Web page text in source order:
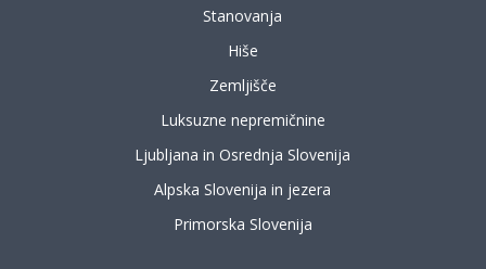
Stanovanja
Hiše
Zemljišče
Luksuzne nepremičnine
Ljubljana in Osrednja Slovenija
Alpska Slovenija in jezera
Primorska Slovenija